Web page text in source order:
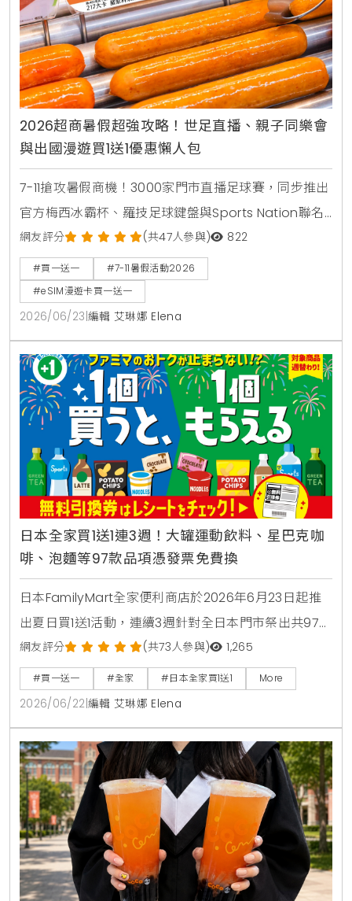
2026超商暑假超強攻略！世足直播、親子同樂會
與出國漫遊買1送1優惠懶人包
7-11搶攻暑假商機！3000家門市直播足球賽，同步推出
官方梅西冰霸杯、羅技足球鍵盤與Sports Nation聯名
椒麻熱狗。針對親子家庭推出2000場暑期好鄰居同樂
會，免費下載環保手掌繪本。出國旅遊可就近購買eSIM
漫遊網卡享買1送1。
網友評分 (共47人參與) 822
#買一送一
#7-11暑假活動2026
#eSIM漫遊卡買一送一
2026/06/23 編輯 艾琳娜 Elena
日本全家買1送1連3週！大罐運動飲料、星巴克咖
啡、泡麵等97款品項憑發票免費換
日本FamilyMart全家便利商店於2026年6月23日起推
出夏日買1送1活動，連續3週針對全日本門市祭出共97款
人氣商品，包含星巴克咖啡、大容量運動飲料、日清杯
麵及熱銷巧克力零食，消費者購買指定商品即可於隔週
憑發票免費兌換，是近期台灣讀者前往日本旅遊、自由
行時不可錯過的超商省錢必看攻略。
網友評分 (共73人參與) 1,265
#買一送一 #全家 #日本全家買1送1 More
2026/06/22 編輯 艾琳娜 Elena